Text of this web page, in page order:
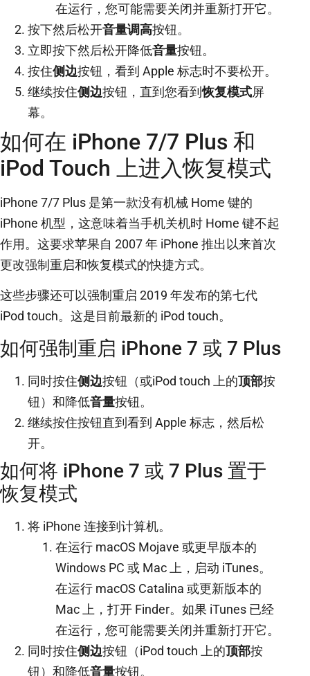
在运行，您可能需要关闭并重新打开它。
按下然后松开音量调高按钮。
立即按下然后松开降低音量按钮。
按住侧边按钮，看到 Apple 标志时不要松开。
继续按住侧边按钮，直到您看到恢复模式屏
幕。
如何在 iPhone 7/7 Plus 和
iPod Touch 上进入恢复模式
iPhone 7/7 Plus 是第一款没有机械 Home 键的
iPhone 机型，这意味着当手机关机时 Home 键不起
作用。这要求苹果自 2007 年 iPhone 推出以来首次
更改强制重启和恢复模式的快捷方式。
这些步骤还可以强制重启 2019 年发布的第七代
iPod touch。这是目前最新的 iPod touch。
如何强制重启 iPhone 7 或 7 Plus
同时按住侧边按钮（或iPod touch 上的顶部按
钮）和降低音量按钮。
继续按住按钮直到看到 Apple 标志，然后松
开。
如何将 iPhone 7 或 7 Plus 置于
恢复模式
将 iPhone 连接到计算机。
在运行 macOS Mojave 或更早版本的
Windows PC 或 Mac 上，启动 iTunes。
在运行 macOS Catalina 或更新版本的
Mac 上，打开 Finder。如果 iTunes 已经
在运行，您可能需要关闭并重新打开它。
同时按住侧边按钮（iPod touch 上的顶部按
钮）和降低音量按钮。